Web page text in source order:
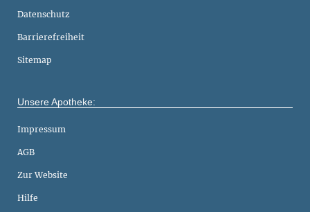
Datenschutz
Barrierefreiheit
Sitemap
Unsere Apotheke:
Impressum
AGB
Zur Website
Hilfe